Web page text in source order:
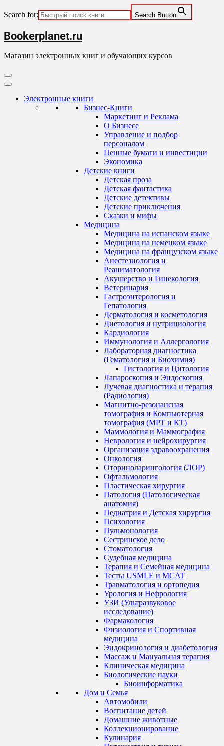
Search for: Search Button
Skip
to
content
Bookerplanet.ru
Магазин электронных книг и обучающих курсов
Primary
Menu
Электронные книги
Бизнес-Книги
Маркетинг и Реклама
О Бизнесе
Управление и подбор
персоналом
Ценные бумаги и инвестиции
Экономика
Детские книги
Детская проза
Детская фантастика
Детские детективы
Детские приключения
Сказки и мифы
Медицина
Медицина на испанском языке
Медицина на немецком языке
Медицина на французском языке
Анестезиология и
Реаниматология
Акушерство и Гинекология
Ветеринария
Гастроэнтерология и
Гепатология
Дерматология и косметология
Диетология и нутрициология
Кардиология
Иммунология и Аллергология
Лабораторная диагностика
(Гематология и Биохимия)
Гистология и Цитология
Лапароскопия и Эндоскопия
Лучевая диагностика и терапия
(Радиология)
Магнитно-резонансная
томография и Компьютерная
томография (МРТ и КТ)
Маммология и Маммография
Неврология и нейрохирургия
Организация здравоохранения
Онкология
Оториноларингология (ЛОР)
Офтальмология
Пластическая хирургия
Патология (Патологическая
анатомия)
Педиатрия и Детская хирургия
Психология
Пульмонология
Сестринское дело
Стоматология
Судебная медицина
Терапия и Семейная медицина
Тесты USMLE и MCAT
Травматология и ортопедия
Урология и Нефрология
УЗИ (Ультразвуковое
исследование)
Фармакология
Физиология и Спортивная
медицина
Эндокринология и диабетология
Массаж и Мануальная терапия
Клиническая медицина
Биологические науки
Биоинформатика
Дом и Семья
Автомобили
Воспитание детей
Домашние животные
Коллекционирование
Кулинария